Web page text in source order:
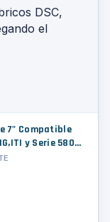
7" Compatible
y Serie 5800